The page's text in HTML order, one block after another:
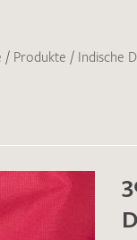
/ Produkte / Indische